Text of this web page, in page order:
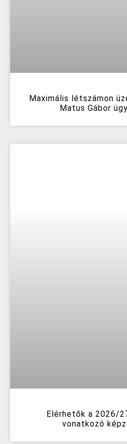
Maximális létszámon
Matus Gábor
Elérhetők a 2026/
vonatkozó